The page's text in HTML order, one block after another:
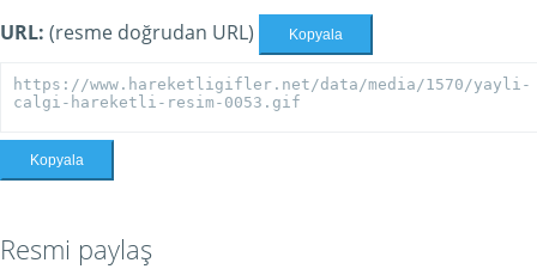
URL: (resme doğrudan URL) Kopyala
Kopyala
Resmi paylaş